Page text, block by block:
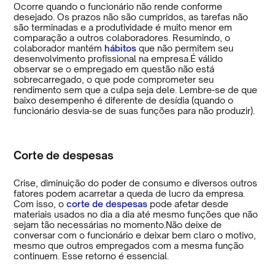
Ocorre quando o funcionário não rende conforme
desejado. Os prazos não são cumpridos, as tarefas não
são terminadas e a produtividade é muito menor em
comparação a outros colaboradores. Resumindo, o
colaborador mantém hábitos que não permitem seu
desenvolvimento profissional na empresa.É válido
observar se o empregado em questão não está
sobrecarregado, o que pode comprometer seu
rendimento sem que a culpa seja dele. Lembre-se de que
baixo desempenho é diferente de desídia (quando o
funcionário desvia-se de suas funções para não produzir).
Corte de despesas
Crise, diminuição do poder de consumo e diversos outros
fatores podem acarretar a queda de lucro da empresa.
Com isso, ocorte de despesas pode afetar desde
materiais usados no dia a dia até mesmo funções que não
sejam tão necessárias no momento.Não deixe de
conversar com o funcionário e deixar bem claro o motivo,
mesmo que outros empregados com a mesma função
continuem. Esse retorno é essencial.